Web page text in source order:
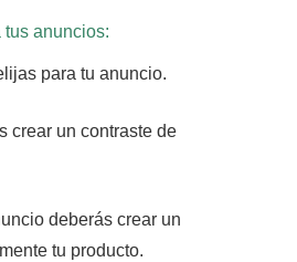
anuncios:
para tu anuncio.
crear un contraste de
deberás crear un
tu producto.